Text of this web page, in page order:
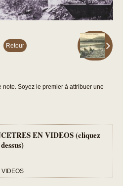
Retour
note. Soyez le premier à attribuer une
VIDEOS